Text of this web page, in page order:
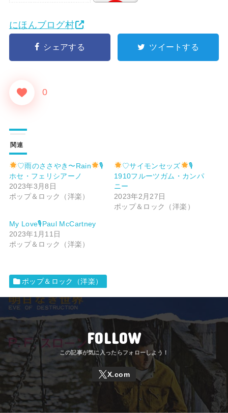
にほんブログ村
シェアする ツイートする
0
関連
♡雨のささやき〜Rain
🎙
ホセ・フェリシアーノ
2023年3月8日
ポップ＆ロック（洋楽）
♡サイモンセッズ
🎙
1910フルーツガム・カンパ
ニー
2023年2月27日
ポップ＆ロック（洋楽）
My Love🎙Paul McCartney
2023年1月11日
ポップ＆ロック（洋楽）
ポップ＆ロック（洋楽）
FOLLOW